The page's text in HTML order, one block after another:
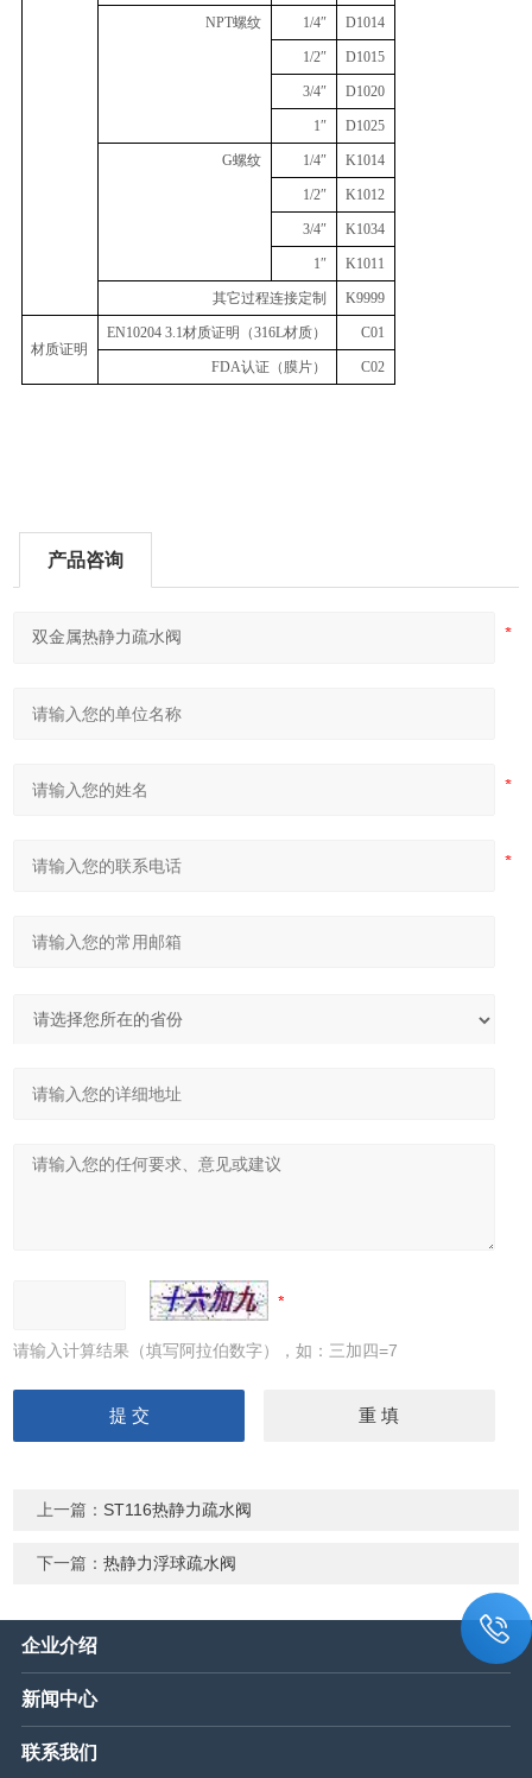
NPT螺纹 1/4″ D1014
1/2″ D1015
3/4″ D1020
1″ D1025
G螺纹 1/4″ K1014
1/2″ K1012
3/4″ K1034
1″ K1011
其它过程连接定制 K9999
材质证明
EN10204 3.1材质证明（316L材质） C01
FDA认证（膜片） C02
产品咨询
请输入计算结果（填写阿拉伯数字），如：三加四=7
上一篇： ST116热静力疏水阀
下一篇：热静力浮球疏水阀
企业介绍
新闻中心
联系我们